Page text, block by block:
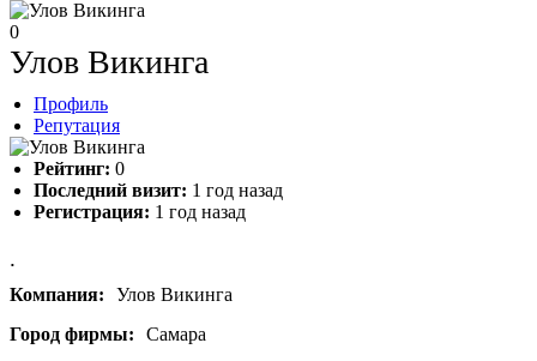
0
Улов Викинга
Профиль
Репутация
Рейтинг: 0
Последний визит: 1 год назад
Регистрация: 1 год назад
.
Компания:
Улов Викинга
Город фирмы:
Самара